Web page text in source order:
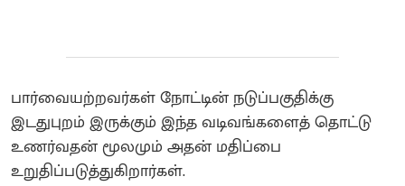
பார்வையற்றவர்கள் நோட்டின் நடுப்பகுதிக்கு
இடதுபுறம் இருக்கும் இந்த வடிவங்களைத் தொட்டு
உணர்வதன் மூலமும் அதன் மதிப்பை
உறுதிப்படுத்துகிறார்கள்.